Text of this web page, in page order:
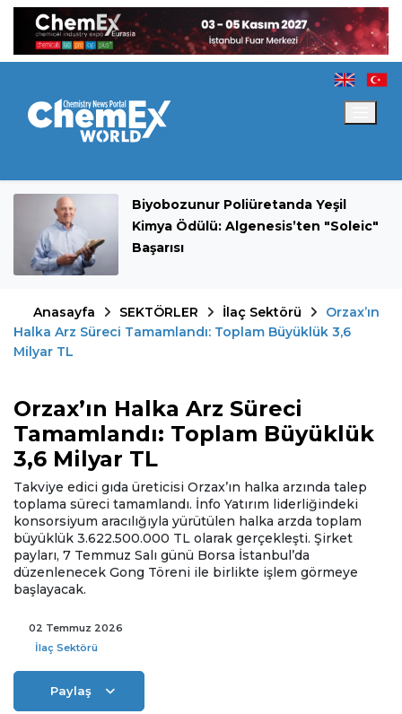
Biyobozunur Poliüretanda Yeşil
Kimya Ödülü: Algenesis’ten "Soleic"
Başarısı
Anasayfa SEKTÖRLER İlaç Sektörü
Orzax’ın
Halka Arz Süreci Tamamlandı: Toplam Büyüklük 3,6
Milyar TL
Orzax’ın Halka Arz Süreci
Tamamlandı: Toplam Büyüklük
3,6 Milyar TL
Takviye edici gıda üreticisi Orzax’ın halka arzında talep
toplama süreci tamamlandı. İnfo Yatırım liderliğindeki
konsorsiyum aracılığıyla yürütülen halka arzda toplam
büyüklük 3.622.500.000 TL olarak gerçekleşti. Şirket
payları, 7 Temmuz Salı günü Borsa İstanbul’da
düzenlenecek Gong Töreni ile birlikte işlem görmeye
başlayacak.
02 Temmuz 2026
İlaç Sektörü
Paylaş